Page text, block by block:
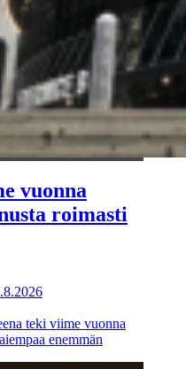
vuonna
roimasti
teki viime vuonna
enemmän